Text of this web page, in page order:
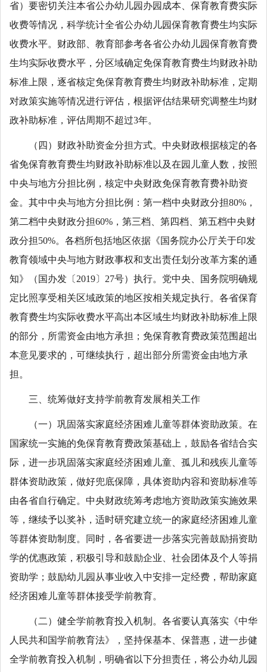
省）要密切关注本省公办幼儿园办园成本、保育教育费实际
收费等情况，科学统计全省公办幼儿园保育教育费生均实际
收费水平。财政部、教育部参考各省公办幼儿园保育教育费
生均实际收费水平，分区域确定免保育教育费生均财政补助
标准上限，逐省核定免保育教育费生均财政补助标准，定期
对政策实施等情况进行评估，根据评估结果研究调整生均财
政补助标准，评估周期不超过3年。
（四）财政补助资金分担方式。中央财政根据核定的各
省免保育教育费生均财政补助标准以及在园儿童人数，按照
中央与地方分担比例，核定中央财政免保育教育费补助资
金。其中中央与地方分担比例：第一档中央财政分担80%，
第二档中央财政分担60%，第三档、第四档、第五档中央财
政分担50%。各档所包括地区依据《国务院办公厅关于印发
教育领域中央与地方财政事权和支出责任划分改革方案的通
知》（国办发〔2019〕27号）执行。党中央、国务院明确规
定比照享受相关区域政策的地区按相关规定执行。各省保育
教育费生均实际收费水平高出本区域生均财政补助标准上限
的部分，所需资金由地方承担；免保育教育费政策范围超出
本意见要求的，可继续执行，超出部分所需资金由地方承
担。
三、统筹做好支持学前教育发展相关工作
（一）巩固落实家庭经济困难儿童等群体资助政策。在
国家统一实施的免保育教育费政策基础上，鼓励各省结合实
际，进一步巩固落实家庭经济困难儿童、孤儿和残疾儿童等
群体资助政策，做好兜底保障，具体资助内容和资助标准等
由各省自行确定。中央财政统筹考虑地方资助政策实施效果
等，继续予以奖补，适时研究建立统一的家庭经济困难儿童
等群体资助制度。同时，各省要进一步落实完善鼓励捐资助
学的优惠政策，积极引导和鼓励企业、社会团体及个人等捐
资助学；鼓励幼儿园从事业收入中安排一定经费，帮助家庭
经济困难儿童等群体接受学前教育。
（二）健全学前教育投入机制。各省要认真落实《中华
人民共和国学前教育法》，坚持保基本、保普惠，进一步健
全学前教育投入机制，明确省以下分担责任，将公办幼儿园